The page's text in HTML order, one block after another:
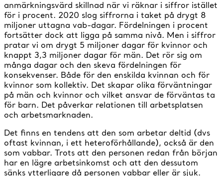
anmärkningsvärd skillnad när vi räknar i siffror istället
för i procent. 2020 slog siffrorna i taket på drygt 8
miljoner uttagna vab-dagar. Fördelningen i procent
fortsätter dock att ligga på samma nivå. Men i siffror
pratar vi om drygt 5 miljoner dagar för kvinnor och
knappt 3,3 miljoner dagar för män. Det rör sig om
många dagar och den skeva fördelningen för
konsekvenser. Både för den enskilda kvinnan och för
kvinnor som kollektiv. Det skapar olika förväntningar
på män och kvinnor och vilket ansvar de förväntas ta
för barn. Det påverkar relationen till arbetsplatsen
och arbetsmarknaden.
Det finns en tendens att den som arbetar deltid (dvs
oftast kvinnan, i ett heteroförhållande), också är den
som vabbar. Trots att den personen redan från början
har en lägre arbetsinkomst och att den dessutom
sänks ytterligare då personen vabbar eller är sjuk.